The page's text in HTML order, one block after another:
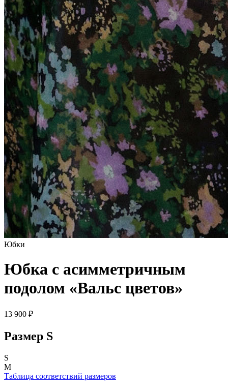
Юбки
Юбка с асимметричным
подолом «Вальс цветов»
13 900 ₽
Размер S
S
M
Таблица соответствий размеров